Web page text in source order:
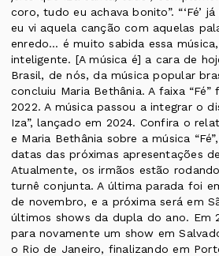
coro, tudo eu achava bonito”. “‘Fé’
eu vi aquela canção com aquelas
enredo… é muito sabida essa
inteligente. [A música é] a cara de
Brasil, de nós, da música popular
concluiu Maria Bethânia. A faixa
2022. A música passou a integrar o
Iza”, lançado em 2024. Confira o
e Maria Bethânia sobre a música
datas das próximas apresentações
Atualmente, os irmãos estão
turnê conjunta. A última parada foi
de novembro, e a próxima será em
últimos shows da dupla do ano. Em
para novamente um show em
o Rio de Janeiro, finalizando em